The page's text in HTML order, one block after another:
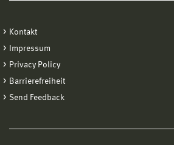
Kontakt
Impressum
Privacy Policy
Barrierefreiheit
Send Feedback